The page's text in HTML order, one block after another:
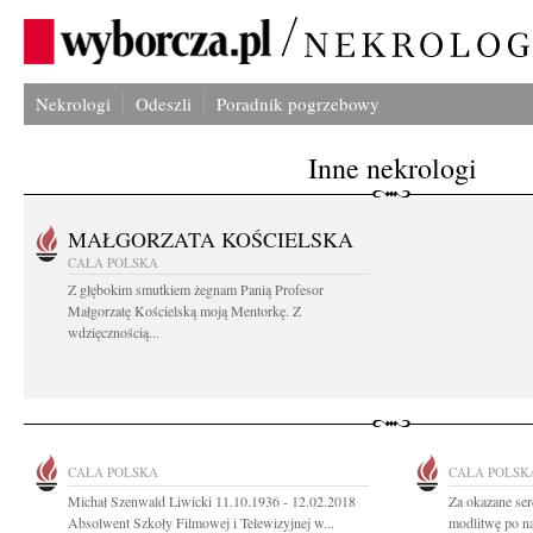
Nekrologi Odeszli Poradnik pogrzebowy
Inne nekrologi
MAŁGORZATA KOŚCIELSKA
CAŁA POLSKA
Z głębokim smutkiem żegnam Panią Profesor
Małgorzatę Kościelską moją Mentorkę. Z
wdzięcznością...
CAŁA POLSKA
Michał Szenwald Liwicki 11.10.1936 - 12.02.2018
Absolwent Szkoły Filmowej i Telewizyjnej w...
CAŁA
Za okazane
modlitwę po